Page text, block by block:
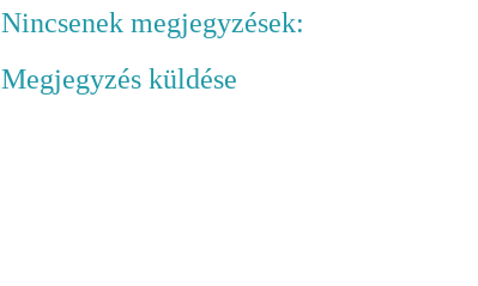
Nincsenek megjegyzések:
Megjegyzés küldése